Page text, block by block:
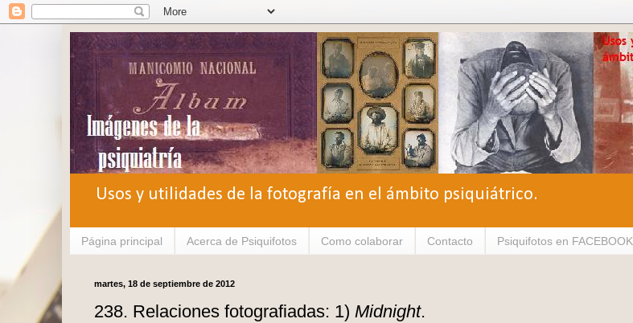
Usos y utilidades de la fotografía en el ámbito psiquiátrico.
Página principal Acerca de Psiquifotos Como colaborar Contacto Psiquifotos en FACEBOOK
martes, 18 de septiembre de 2012
238. Relaciones fotografiadas: 1) Midnight.